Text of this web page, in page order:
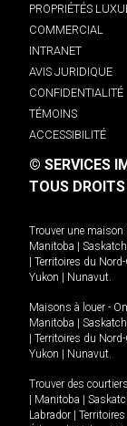
PROPRIÉTÉS
COMMERCIAL
INTRANET
AVIS JURIDIQUE
CONFIDENTIALITÉ
TÉMOINS
ACCESSIBILITÉ
© SERVICES
TOUS DROITS
Trouver une maison
Manitoba
Territoires du
Yukon
Nunavut.
Maisons à louer -
Manitoba
Territoires du
Yukon
Nunavut.
Trouver des
Manitoba
Labrador